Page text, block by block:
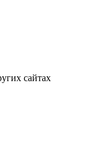
сайтах